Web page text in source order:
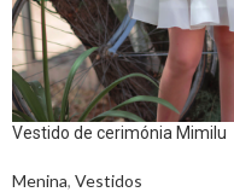
Vestido de cerimónia Mimilu
Menina, Vestidos